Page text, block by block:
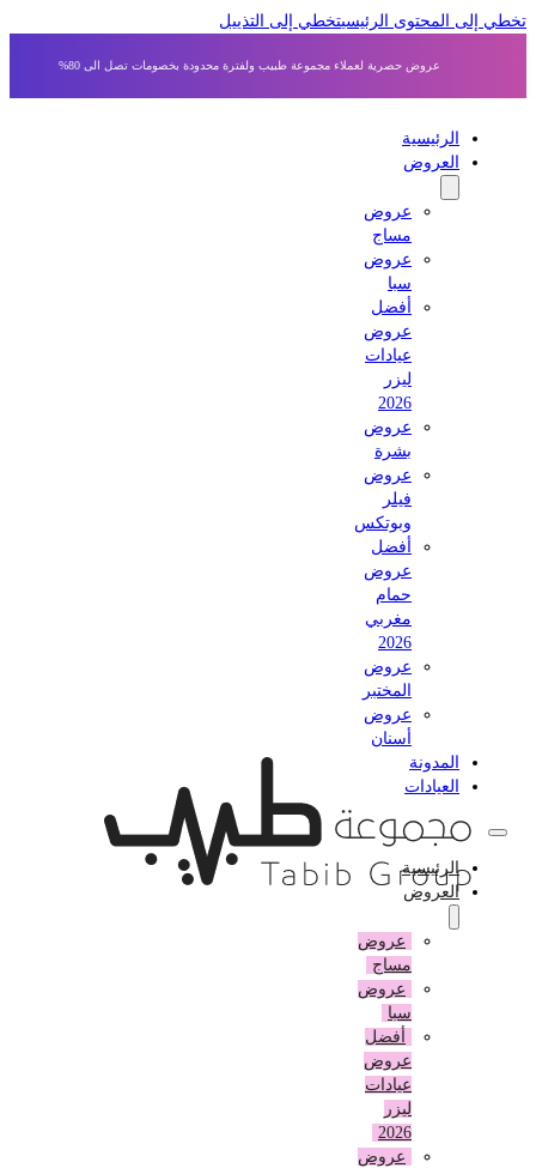
إلى المحتوى الرئيسي تخطي إلى التذييل
عروض حصرية لعملاء مجموعة طبيب ولفترة محدودة بخصومات تصل الى 80%
الرئيسية
العروض
عروض
مساج
عروض
أفضل
عروض
عيادات
عروض
بشرة
عروض
وبوتكس
أفضل
عروض
حمام
مغربي
عروض
المختبر
عروض
أسنان
المدونة
العيادات
الرئيسية
العروض
عروض
مساج
عروض
أفضل
عروض
عيادات
عروض